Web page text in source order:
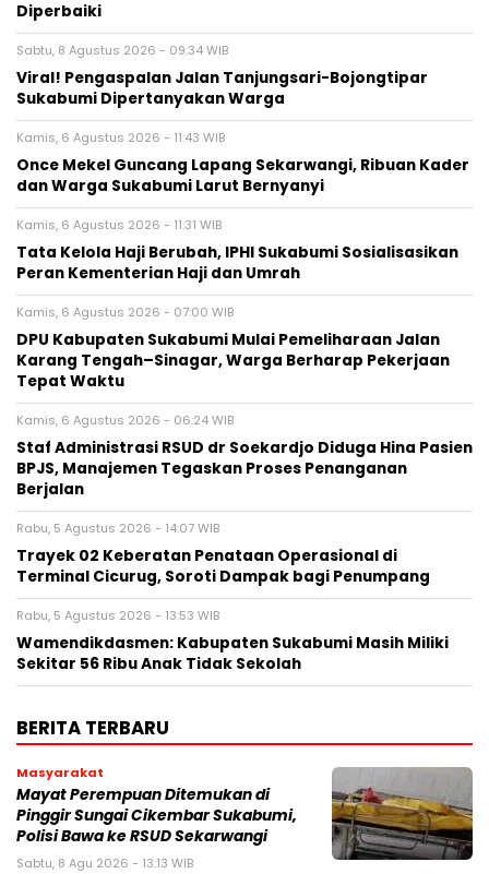
Diperbaiki
Sabtu, 8 Agustus 2026 - 09:34 WIB
Viral! Pengaspalan Jalan Tanjungsari-Bojongtipar
Sukabumi Dipertanyakan Warga
Kamis, 6 Agustus 2026 - 11:43 WIB
Once Mekel Guncang Lapang Sekarwangi, Ribuan Kader
dan Warga Sukabumi Larut Bernyanyi
Kamis, 6 Agustus 2026 - 11:31 WIB
Tata Kelola Haji Berubah, IPHI Sukabumi Sosialisasikan
Peran Kementerian Haji dan Umrah
Kamis, 6 Agustus 2026 - 07:00 WIB
‎DPU Kabupaten Sukabumi Mulai Pemeliharaan Jalan
Karang Tengah–Sinagar, Warga Berharap Pekerjaan
Tepat Waktu
Kamis, 6 Agustus 2026 - 06:24 WIB
Staf Administrasi RSUD dr Soekardjo Diduga Hina Pasien
BPJS, Manajemen Tegaskan Proses Penanganan
Berjalan
Rabu, 5 Agustus 2026 - 14:07 WIB
‎Trayek 02 Keberatan Penataan Operasional di
Terminal Cicurug, Soroti Dampak bagi Penumpang
Rabu, 5 Agustus 2026 - 13:53 WIB
Wamendikdasmen: Kabupaten Sukabumi Masih Miliki
Sekitar 56 Ribu Anak Tidak Sekolah
BERITA TERBARU
Masyarakat
‎Mayat Perempuan Ditemukan di
Pinggir Sungai Cikembar Sukabumi,
Polisi Bawa ke RSUD Sekarwangi‎
Sabtu, 8 Agu 2026 - 13:13 WIB